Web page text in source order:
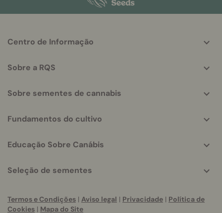
helpful
Centro de Informação
Sobre a RQS
Sobre sementes de cannabis
Fundamentos do cultivo
Educação Sobre Canábis
Seleção de sementes
Termos e Condições | Aviso legal | Privacidade | Política de
Cookies | Mapa do Site